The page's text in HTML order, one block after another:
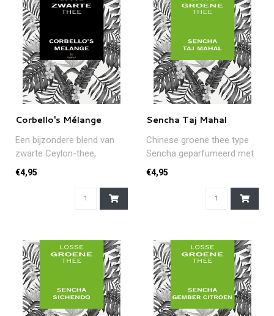
Corbello's Mélange
Een bijzondere blend van
zwarte Ceylon-thee,
sinaasappel, kaneel en
citroen, met..
€4,95
Sencha Taj Mahal
Chinese groene thee type
Sencha geparfumeerd met
citroen vanille en zoete
appel...
€4,95